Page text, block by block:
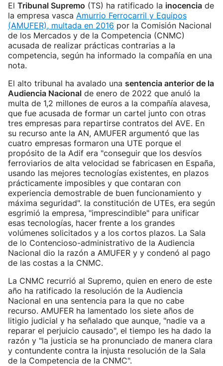
El Tribunal Supremo (TS) ha ratificado la inocencia de
la empresa vasca Amurrio Ferrocarril y Equipos
(AMUFER), multada en 2016 por la Comisión Nacional
de los Mercados y de la Competencia (CNMC)
acusada de realizar prácticas contrarias a la
competencia, según ha informado la compañía en una
nota.
El alto tribunal ha avalado una sentencia anterior de la
Audiencia Nacional de enero de 2022 que anuló la
multa de 1,2 millones de euros a la compañía alavesa,
que fue acusada de formar un cartel junto con otras
tres empresas para repartirse contratos del AVE. En
su recurso ante la AN, AMUFER argumentó que las
cuatro empresas formaron una UTE porque el
propósito de la Adif era "conseguir que los desvíos
ferroviarios de alta velocidad se fabricasen en España,
usando las mejores tecnologías existentes, en plazos
prácticamente imposibles y que contaran con
experiencia demostrable de buen funcionamiento y
máxima seguridad". la constitución de UTEs, era según
esgrimió la empresa, "imprescindible" para unificar
esas tecnologías, hacer frente a los grandes
volúmenes solicitados y a los cortos plazos. La Sala
de lo Contencioso-administrativo de la Audiencia
Nacional dio la razón a AMUFER y y condenó al pago
de las costas a la CNMC.
La CNMC recurrió al Supremo, quien en enero de este
año ha ratificado la resolución de la Audiencia
Nacional en una sentencia para la que no cabe
recurso. AMUFER ha lamentado los siete años de
litigio judicial y ha señalado que aunque, "nadie va a
reparar el perjuicio causado", el tiempo les ha dado la
razón y "la justicia se ha pronunciado de manera clara
y contundente contra la injusta resolución de la Sala
de la Competencia de la CNMC".